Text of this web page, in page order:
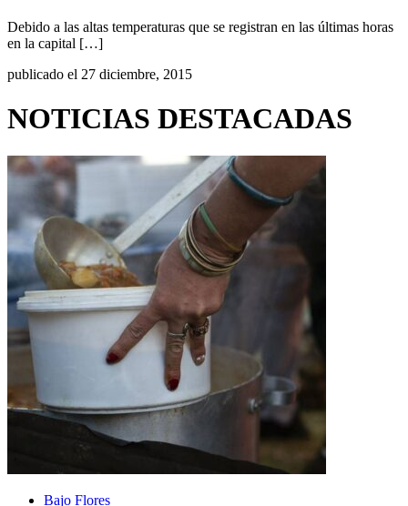
Debido a las altas temperaturas que se registran en las últimas horas
en la capital […]
publicado el 27 diciembre, 2015
NOTICIAS DESTACADAS
Bajo Flores